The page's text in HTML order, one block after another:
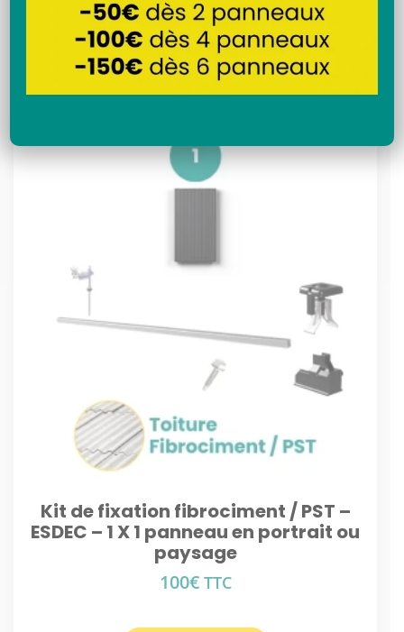
Recherche
Kit de fixation fibrociment / PST –
ESDEC – 1 X 1 panneau en portrait ou
paysage
100€TTC